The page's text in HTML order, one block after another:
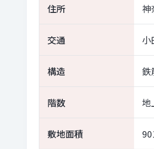
住所 神
交通 小
構造 鉄
階数 地
敷地面積